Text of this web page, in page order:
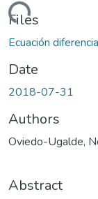
Files
Ecuación
Date
2018-07-31
Authors
Oviedo-Ugalde,
Abstract